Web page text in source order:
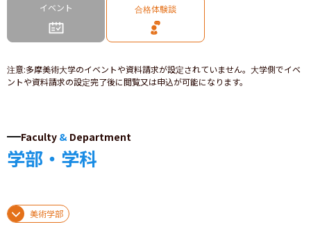
イベント 合格体験談
注意:多摩美術大学のイベントや資料請求が設定されていません。大学側でイベ
ントや資料請求の設定完了後に閲覧又は申込が可能になります。
Faculty & Department
学部・学科
美術学部